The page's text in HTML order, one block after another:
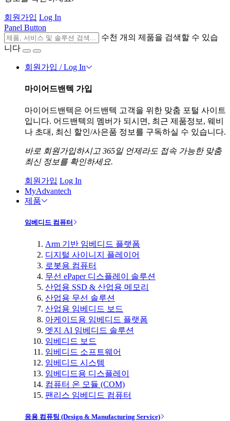
회원가입 Log In
Panel Button
수천 개의 제품을 검색할 수 있습
니다
회원가입 / Log In
마이어드밴텍 가입
마이어드밴텍은 어드밴텍 고객을 위한 맞춤 포털 사이트
입니다. 어드밴텍의 멤버가 되시면, 최근 제품정보, 웨비
나 초대, 최신 할인/사은품 정보를 구독하실 수 있습니다.
바로 회원가입하시고 365일 언제라도 접속 가능한 맞춤
최신 정보를 확인하세요.
회원가입 Log In
MyAdvantech
제품
임베디드 컴퓨터
Arm 기반 임베디드 플랫폼
디지털 사이니지 플레이어
로봇용 컴퓨터
무선 ePaper 디스플레이 솔루션
산업용 SSD & 산업용 메모리
산업용 무선 솔루션
산업용 임베디드 보드
아케이드용 임베디드 플랫폼
엣지 AI 임베디드 솔루션
임베디드 보드
임베디드 소프트웨어
임베디드 시스템
임베디드용 디스플레이
컴퓨터 온 모듈 (COM)
팬리스 임베디드 컴퓨터
응용 컴퓨팅 (Design & Manufacturing Service)